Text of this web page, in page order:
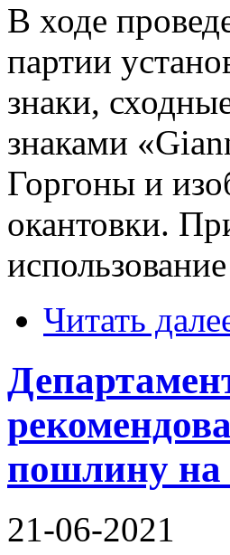
В ходе
партии
знаки,
знаками
Горгоны и
окантовки.
Читать
пошлину на
21-06-2021